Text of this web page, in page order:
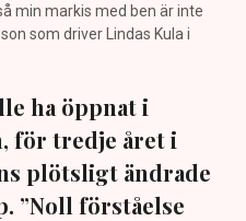
min markis med ben är inte
som driver Lindas Kula i
ha öppnat i
för tredje året i
plötsligt ändrade
”Noll förståelse